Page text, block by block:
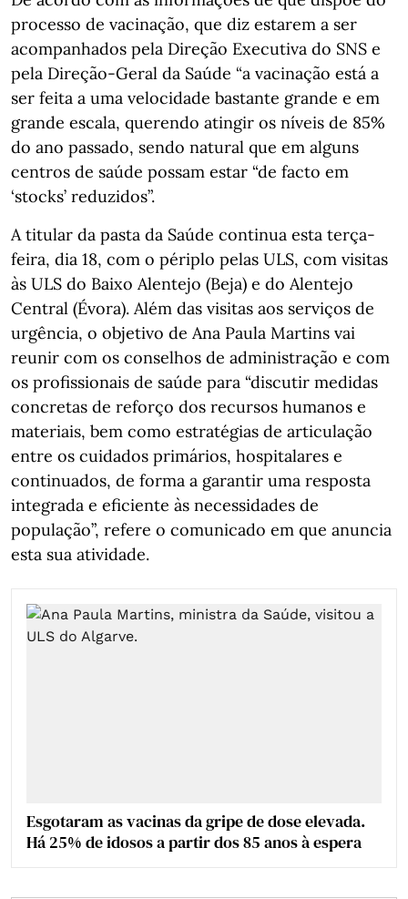
processo de vacinação, que diz estarem a ser
acompanhados pela Direção Executiva do SNS e
pela Direção-Geral da Saúde “a vacinação está a
ser feita a uma velocidade bastante grande e em
grande escala, querendo atingir os níveis de 85%
do ano passado, sendo natural que em alguns
centros de saúde possam estar “de facto em
‘stocks’ reduzidos”.
A titular da pasta da Saúde continua esta terça-
feira, dia 18, com o périplo pelas ULS, com visitas
às ULS do Baixo Alentejo (Beja) e do Alentejo
Central (Évora). Além das visitas aos serviços de
urgência, o objetivo de Ana Paula Martins vai
reunir com os conselhos de administração e com
os profissionais de saúde para “discutir medidas
concretas de reforço dos recursos humanos e
materiais, bem como estratégias de articulação
entre os cuidados primários, hospitalares e
continuados, de forma a garantir uma resposta
integrada e eficiente às necessidades de
população”, refere o comunicado em que anuncia
esta sua atividade.
Esgotaram as vacinas da gripe de dose elevada.
Há 25% de idosos a partir dos 85 anos à espera